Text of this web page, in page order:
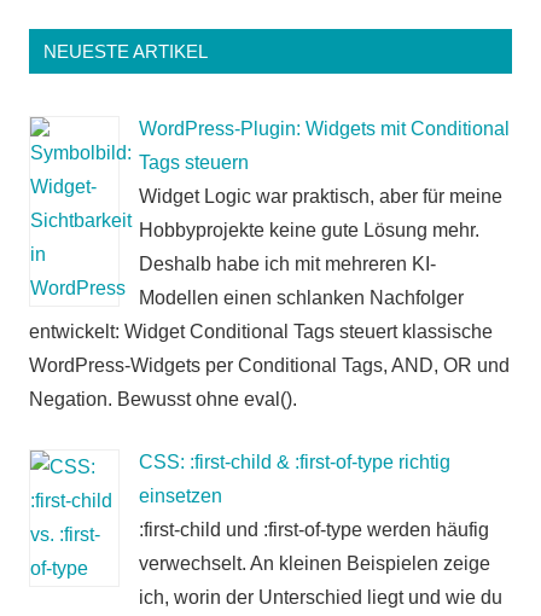
NEUESTE ARTIKEL
WordPress-Plugin: Widgets mit Conditional
Tags steuern
Widget Logic war praktisch, aber für meine
Hobbyprojekte keine gute Lösung mehr.
Deshalb habe ich mit mehreren KI-
Modellen einen schlanken Nachfolger
entwickelt: Widget Conditional Tags steuert klassische
WordPress-Widgets per Conditional Tags, AND, OR und
Negation. Bewusst ohne eval().
CSS: :first-child & :first-of-type richtig
einsetzen
:first-child und :first-of-type werden häufig
verwechselt. An kleinen Beispielen zeige
ich, worin der Unterschied liegt und wie du